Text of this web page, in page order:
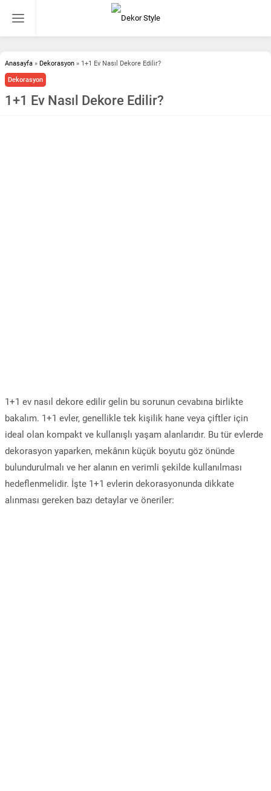
Anasayfa » Dekorasyon » 1+1 Ev Nasıl Dekore Edilir?
Dekorasyon
1+1 Ev Nasıl Dekore Edilir?
1+1 ev nasıl dekore edilir gelin bu sorunun cevabına birlikte
bakalım. 1+1 evler, genellikle tek kişilik hane veya çiftler için
ideal olan kompakt ve kullanışlı yaşam alanlarıdır. Bu tür evlerde
dekorasyon yaparken, mekânın küçük boyutu göz önünde
bulundurulmalı ve her alanın en verimli şekilde kullanılması
hedeflenmelidir. İşte 1+1 evlerin dekorasyonunda dikkate
alınması gereken bazı detaylar ve öneriler: